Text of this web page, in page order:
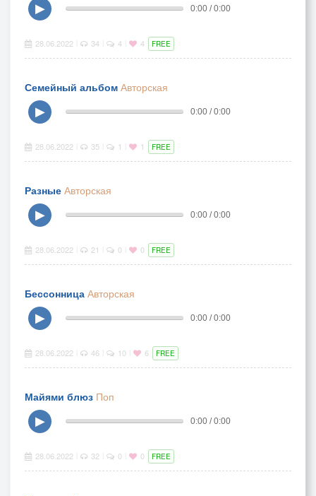
▶
0:00 / 0:00
28.06.2022 34 4 4 FREE
Семейный альбом Авторская
▶
0:00 / 0:00
28.06.2022 35 1 1 FREE
Разные Авторская
▶
0:00 / 0:00
28.06.2022 21 0 0 FREE
Бессонница Авторская
▶
0:00 / 0:00
28.06.2022 46 10 6 FREE
Майями блюз Поп
▶
0:00 / 0:00
28.06.2022 32 0 0 FREE